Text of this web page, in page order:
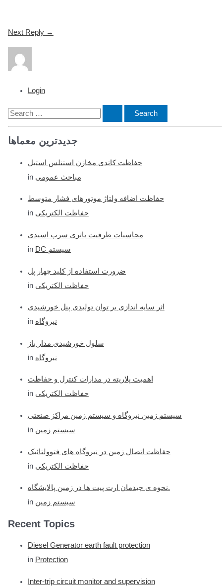
Login
S
e
جدیدترین معماها
حفاظت کاتدی مخازن استنلس استیل
in مباحث عمومی
حفاظت اضافه ولتاژ موتورهای فشار متوسط
in حفاظت الکتریکی
محاسبات ظرفیت باتری سرب اسیدی
in
DC سیستم
ضرورت استفاده از کلید چهار پل
in حفاظت الکتریکی
اثر سایه اندازی بر توان تولیدی پنل خورشیدی
in نیروگاه
سلول خورشیدی مدار باز
in نیروگاه
اهمیت پلاریته در مدارات کنترل و حفاظت
in حفاظت الکتریکی
سیستم زمین نیروگاه و سیستم زمین مراکز صنعتی
in سیستم زمین
حفاظت اتصال زمین در نیروگاه های فتوولتائیک
in حفاظت الکتریکی
نحوه ی چیدمان ارت پیت ها در زمین پالایشگاه.
in سیستم زمین
Recent Topics
Diesel Generator earth fault protection
in Protection
Inter-trip circuit monitor and supervision
Post
Next Reply →